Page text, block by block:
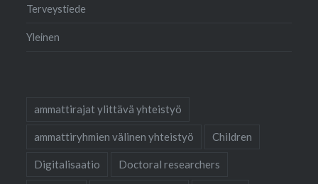
Terveystiede
Yleinen
ammattirajat ylittävä yhteistyö
ammattiryhmien välinen yhteistyö Children
Digitalisaatio Doctoral researchers